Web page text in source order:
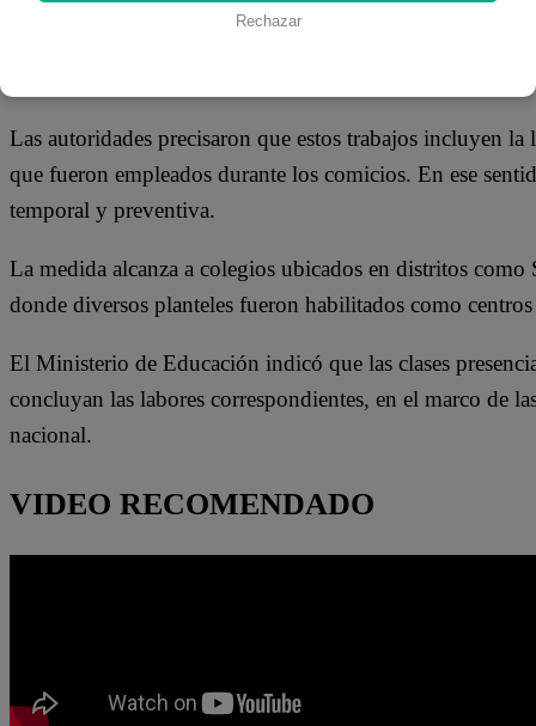
MEDIDA BUSCA GARANTIZAR
Las autoridades precisaron que estos trabajos incluyen
que fueron empleados durante los comicios. En ese
temporal y preventiva.
La medida alcanza a colegios ubicados en distritos
donde diversos planteles fueron habilitados como
El Ministerio de Educación indicó que las clases
concluyan las labores correspondientes, en el marco de
nacional.
VIDEO RECOMENDADO
Rechazar